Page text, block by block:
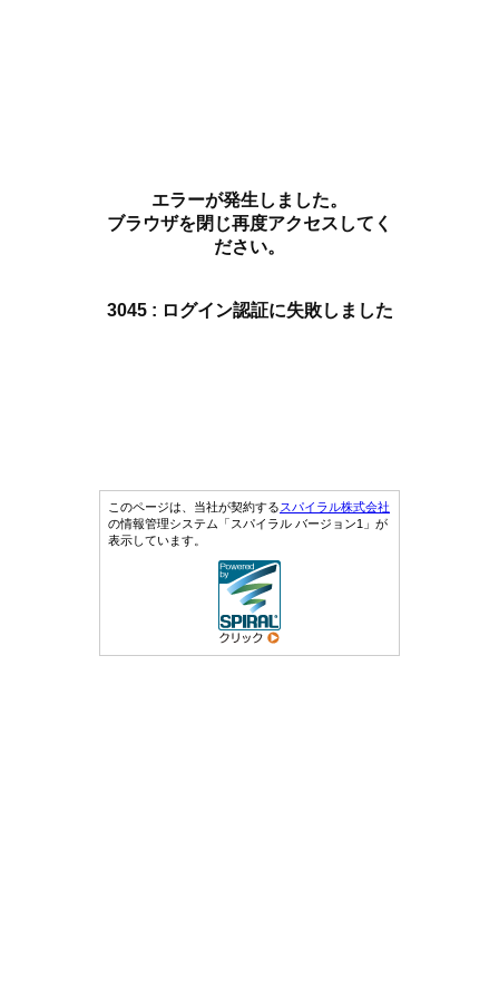
エラーが発生しました。
ブラウザを閉じ再度アクセスしてく
ださい。
3045 : ログイン認証に失敗しました
このページは、当社が契約するスパイラル株式会社
の情報管理システム「スパイラル バージョン1」が
表示しています。